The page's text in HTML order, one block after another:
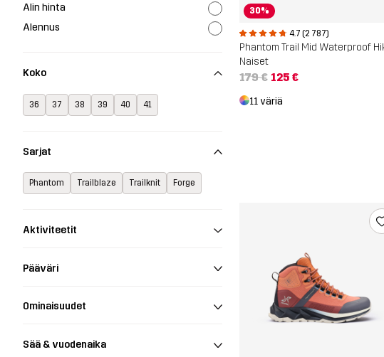
Alin hinta
Alennus
Koko
36 37 38 39 40 41
Sarjat
Phantom Trailblaze Trailknit Forge
Aktiviteetit
Pääväri
Ominaisuudet
Sää & vuodenaika
30%
4.7 (2 787)
Naiset
179 € 125 €
11 väriä